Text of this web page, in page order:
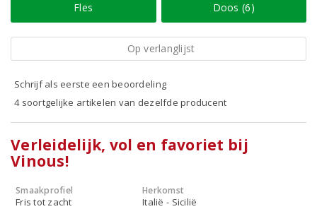
Fles Doos (6)
Op verlanglijst
Schrijf als eerste een beoordeling
4 soortgelijke artikelen van dezelfde producent
Verleidelijk, vol en favoriet bij
Vinous!
Smaakprofiel
Fris tot zacht
Herkomst
Italië - Sicilië